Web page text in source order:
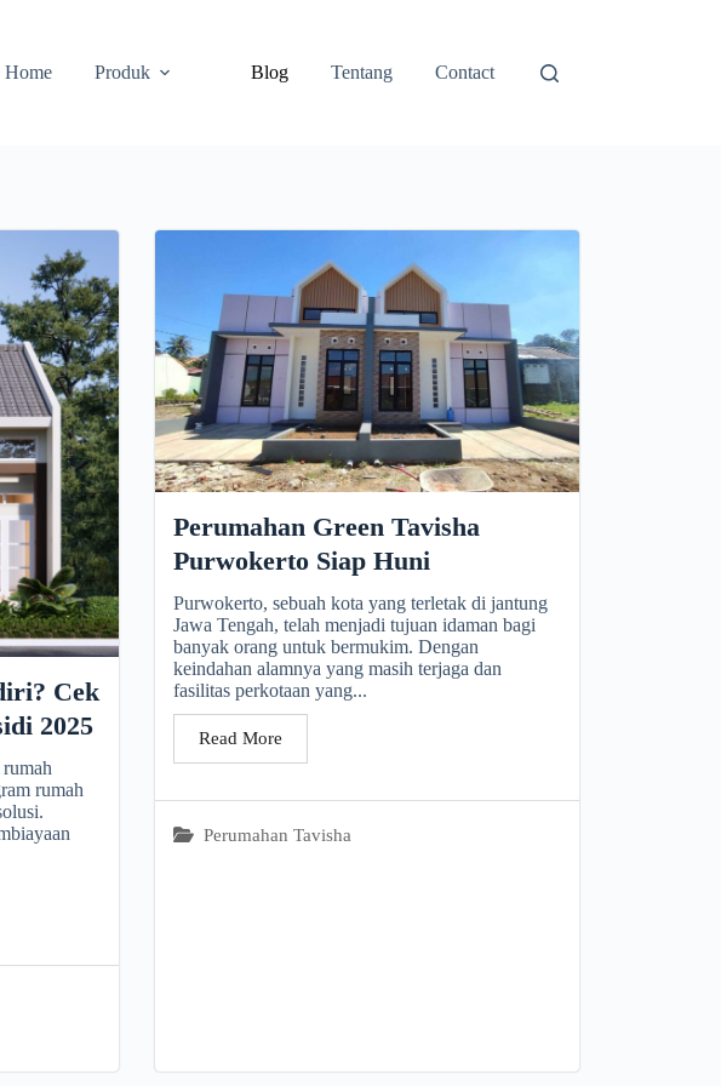
Home Produk Blog Tentang Contact
Cek
2025
rumah
Perumahan Green Tavisha
Purwokerto Siap Huni
Perumahan Tavisha
Purwokerto, sebuah kota yang terletak di jantung
Jawa Tengah, telah menjadi tujuan idaman bagi
banyak orang untuk bermukim. Dengan
keindahan alamnya yang masih terjaga dan
fasilitas perkotaan yang...
Read More